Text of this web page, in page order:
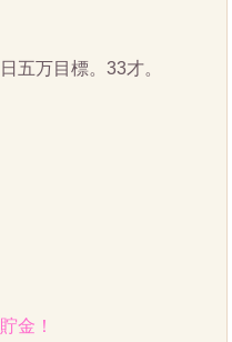
五万目標。33才。
金！